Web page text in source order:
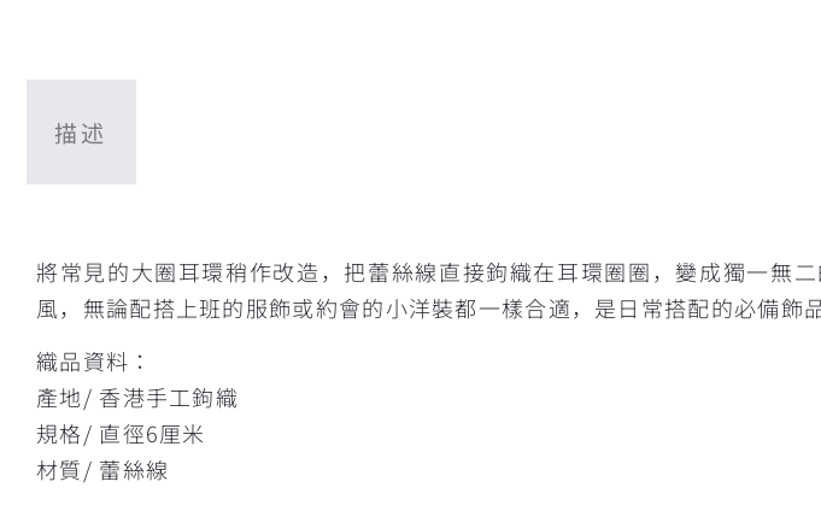
描述
將常見的大圈耳環稍作改造，把蕾絲線直接鉤織在耳環圈圈，變成獨一無
風，無論配搭上班的服飾或約會的小洋裝都一樣合適，是日常搭配的必備飾品
織品資料：
產地/ 香港手工鉤織
規格/ 直徑6厘米
材質/ 蕾絲線